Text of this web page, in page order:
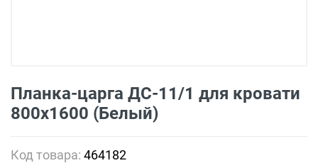
Планка-царга ДС-11/1 для кровати
800х1600 (Белый)
Код товара: 464182